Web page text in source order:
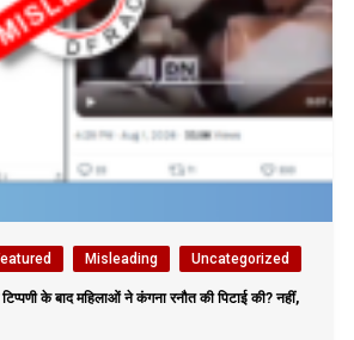
Misleading Uncategorized
के बाद महिलाओं ने कंगना रनौत की पिटाई की? नहीं,